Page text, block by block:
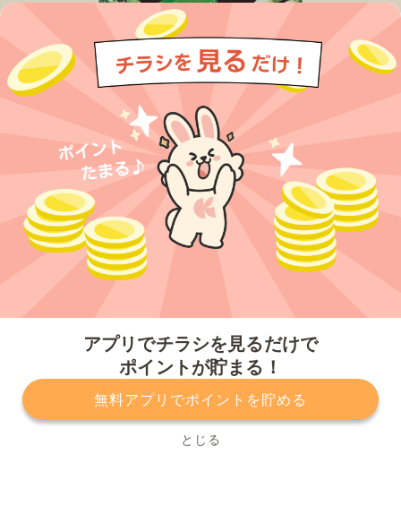
アプリでチラシを見るだけで
ポイントが貯まる！
無料アプリでポイントを貯める
とじる
プライバシーポリシー 利用規約
運営会社
サービスに関してのお問い合わせ